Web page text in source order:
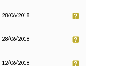
28/06/2018
28/06/2018
12/06/2018